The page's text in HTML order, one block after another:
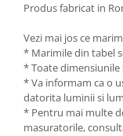
Produs fabricat in
Vezi mai jos ce
* Marimile din tabel
* Toate
* Va informam ca o
datorita luminii si
* Pentru mai multe
masuratorile,